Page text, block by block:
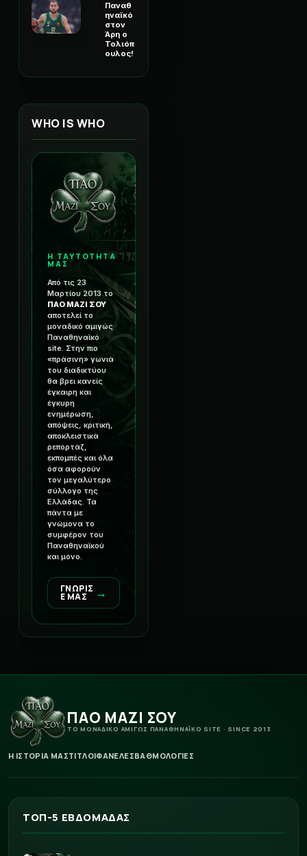
Παναθ
ηναϊκό
στον
Άρη ο
Τολιόπ
ουλος!
WHO IS WHO
Η ΤΑΥΤΟΤΗΤΑ
ΜΑΣ
Από τις 23
Μαρτίου 2013 το
ΠΑΟ ΜΑΖΙ ΣΟΥ
αποτελεί το
μοναδικό αμιγώς
Παναθηναϊκό
site. Στην πιο
«πράσινη» γωνιά
του διαδικτύου
θα βρει κανείς
έγκαιρη και
έγκυρη
ενημέρωση,
απόψεις, κριτική,
αποκλειστικά
ρεπορτάζ,
εκπομπές και όλα
όσα αφορούν
τον μεγαλύτερο
σύλλογο της
Ελλάδας. Τα
πάντα με
γνώμονα το
συμφέρον του
Παναθηναϊκού
και μόνο.
ΓΝΩΡΙΣ
Ε ΜΑΣ →
ΠΑΟ ΜΑΖΙ ΣΟΥ
ΤΟ ΜΟΝΑΔΙΚΟ ΑΜΙΓΩΣ ΠΑΝΑΘΗΝΑΪΚΟ SITE · SINCE 2013
Η ΙΣΤΟΡΙΑ ΜΑΣΤΙΤΛΟΙΦΑΝΕΛΕΣΒΑΘΜΟΛΟΓΙΕΣ
ΤΟΠ-5 ΕΒΔΟΜΑΔΑΣ